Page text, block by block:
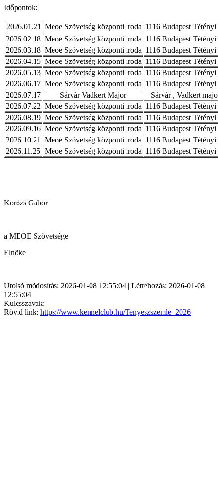
Időpontok:
2026.01.21 Meoe Szövetség központi iroda 1116 Budapest Tétényi
2026.02.18 Meoe Szövetség központi iroda 1116 Budapest Tétényi
2026.03.18 Meoe Szövetség központi iroda 1116 Budapest Tétényi
2026.04.15 Meoe Szövetség központi iroda 1116 Budapest Tétényi
2026.05.13 Meoe Szövetség központi iroda 1116 Budapest Tétényi
2026.06.17 Meoe Szövetség központi iroda 1116 Budapest Tétényi
2026.07.17
Sárvár Vadkert Major
Sárvár , Vadkert
2026.07.22 Meoe Szövetség központi iroda 1116 Budapest Tétényi
2026.08.19 Meoe Szövetség központi iroda 1116 Budapest Tétényi
2026.09.16 Meoe Szövetség központi iroda 1116 Budapest Tétényi
2026.10.21
Meoe Szövetség központi iroda 1116 Budapest Tétényi
2026.11.25 Meoe Szövetség központi iroda 1116 Budapest Tétényi
Korózs Gábor
a MEOE Szövetsége
Elnöke
Utolsó módosítás: 2026-01-08 12:55:04 | Létrehozás: 2026-01-08
12:55:04
Kulcsszavak:
Rövid link: https://www.kennelclub.hu/Tenyeszszemle_2026